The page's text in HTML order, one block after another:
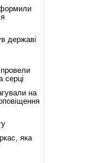
державі
провели
серці
на
яка